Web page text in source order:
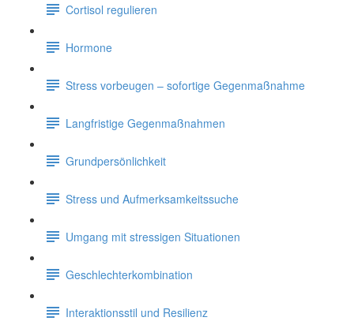
Cortisol regulieren
Hormone
Stress vorbeugen – sofortige Gegenmaßnahme
Langfristige Gegenmaßnahmen
Grundpersönlichkeit
Stress und Aufmerksamkeitssuche
Umgang mit stressigen Situationen
Geschlechterkombination
Interaktionsstil und Resilienz